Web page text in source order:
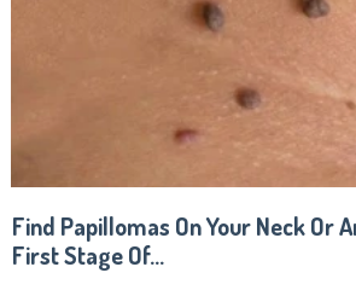
Find Papillomas On Your Neck Or
First Stage Of...